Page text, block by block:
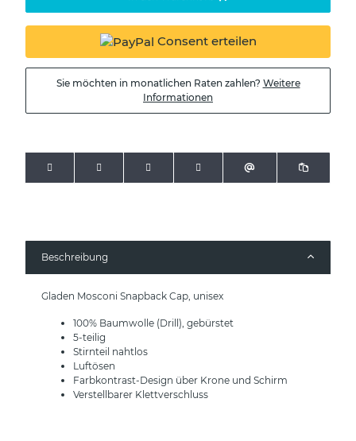
Consent erteilen
Sie möchten in monatlichen Raten zahlen? Weitere
Informationen
Beschreibung
Gladen Mosconi Snapback Cap, unisex
100% Baumwolle (Drill), gebürstet
5-teilig
Stirnteil nahtlos
Luftösen
Farbkontrast-Design über Krone und Schirm
Verstellbarer Klettverschluss